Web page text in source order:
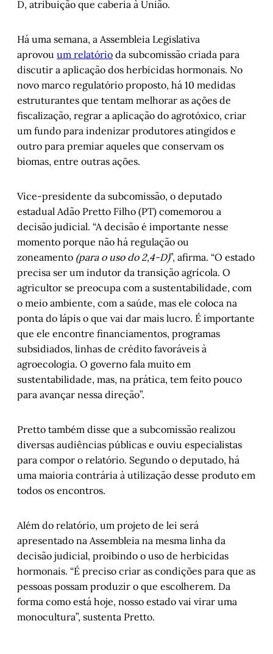
D, atribuição que caberia à União.
Há uma semana, a Assembleia Legislativa
aprovou um relatório da subcomissão criada para
discutir a aplicação dos herbicidas hormonais. No
novo marco regulatório proposto, há 10 medidas
estruturantes que tentam melhorar as ações de
fiscalização, regrar a aplicação do agrotóxico, criar
um fundo para indenizar produtores atingidos e
outro para premiar aqueles que conservam os
biomas, entre outras ações.
Vice-presidente da subcomissão, o deputado
estadual Adão Pretto Filho (PT) comemorou a
decisão judicial. “A decisão é importante nesse
momento porque não há regulação ou
zoneamento (para o uso do 2,4-D)”, afirma. “O estado
precisa ser um indutor da transição agrícola. O
agricultor se preocupa com a sustentabilidade, com
o meio ambiente, com a saúde, mas ele coloca na
ponta do lápis o que vai dar mais lucro. É importante
que ele encontre financiamentos, programas
subsidiados, linhas de crédito favoráveis à
agroecologia. O governo fala muito em
sustentabilidade, mas, na prática, tem feito pouco
para avançar nessa direção”.
Pretto também disse que a subcomissão realizou
diversas audiências públicas e ouviu especialistas
para compor o relatório. Segundo o deputado, há
uma maioria contrária à utilização desse produto em
todos os encontros.
Além do relatório, um projeto de lei será
apresentado na Assembleia na mesma linha da
decisão judicial, proibindo o uso de herbicidas
hormonais. “É preciso criar as condições para que as
pessoas possam produzir o que escolherem. Da
forma como está hoje, nosso estado vai virar uma
monocultura”, sustenta Pretto.